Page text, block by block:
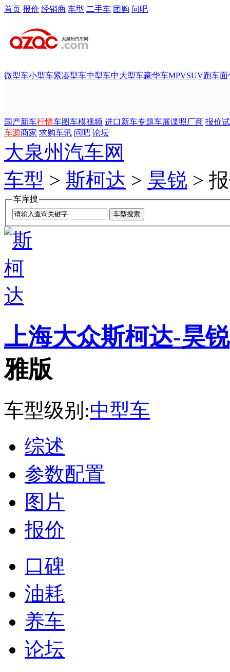
首页 报价 经销商 车型 二手车 团购 问吧
微型车小型车紧凑型车中型车中大型车豪华车MPVSUV跑车面
国产新车行情车图车模视频 进口新车专题车展谍照厂商 报价
车源商家 求购车讯 问吧 论坛
大泉州汽车网
车型 > 斯柯达 > 昊锐 >
车库搜
上海大众斯柯达-昊锐
雅版
车型级别:中型车
综述
参数配置
图片
报价
口碑
油耗
养车
论坛